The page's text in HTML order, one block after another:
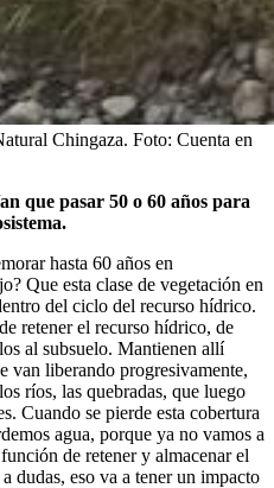
Chingaza. Foto: Cuenta en
que pasar 50 o 60 años para
hasta 60 años en
Que esta clase de vegetación en
del ciclo del recurso hídrico.
retener el recurso hídrico, de
al subsuelo. Mantienen allí
van liberando progresivamente,
ríos, las quebradas, que luego
Cuando se pierde esta cobertura
agua, porque ya no vamos a
de retener y almacenar el
dudas, eso va a tener un impacto